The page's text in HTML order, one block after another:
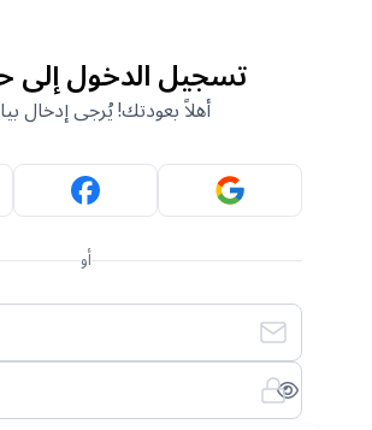
تسجيل الدخول إلى
أهلاً بعودتك! يُرجى إدخال بياناتك.
أو